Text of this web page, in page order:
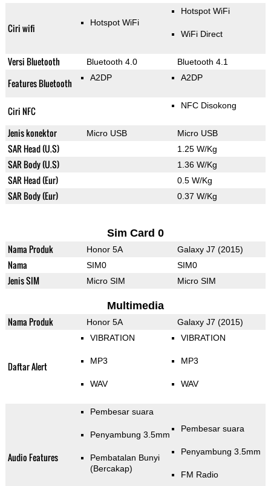
Ciri wifi Hotspot WiFi
Hotspot WiFi
WiFi Direct
Versi Bluetooth Bluetooth 4.0 Bluetooth 4.1
Features Bluetooth A2DP A2DP
Ciri NFC NFC Disokong
Jenis konektor Micro USB Micro USB
SAR Head (U.S) 1.25 W/Kg
SAR Body (U.S) 1.36 W/Kg
SAR Head (Eur) 0.5 W/Kg
SAR Body (Eur) 0.37 W/Kg
Sim Card 0
Nama Produk Honor 5A Galaxy J7 (2015)
Nama SIM0 SIM0
Jenis SIM Micro SIM Micro SIM
Multimedia
Nama Produk Honor 5A Galaxy J7 (2015)
Daftar Alert
VIBRATION
MP3
WAV
VIBRATION
MP3
WAV
Audio Features
Pembesar suara
Penyambung 3.5mm
Pembatalan Bunyi
(Bercakap)
Pembesar suara
Penyambung 3.5mm
FM Radio